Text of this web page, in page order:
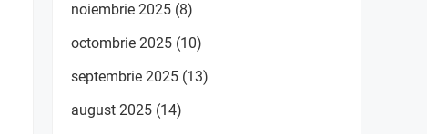
noiembrie 2025 (8)
octombrie 2025 (10)
septembrie 2025 (13)
august 2025 (14)